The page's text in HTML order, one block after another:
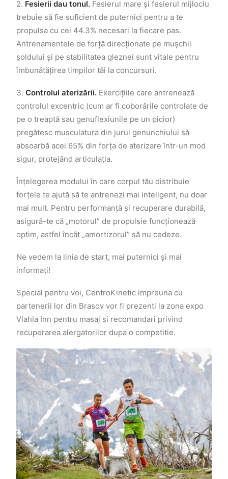
2. Fesierii dau tonul. Fesierul mare și fesierul mijlociu
trebuie să fie suficient de puternici pentru a te
propulsa cu cei 44.3% necesari la fiecare pas.
Antrenamentele de forță direcționate pe mușchii
șoldului și pe stabilitatea gleznei sunt vitale pentru
îmbunătățirea timpilor tăi la concursuri.
3. Controlul aterizării. Exercițiile care antrenează
controlul excentric (cum ar fi coborârile controlate de
pe o treaptă sau genuflexiunile pe un picior)
pregătesc musculatura din jurul genunchiului să
absoarbă acei 65% din forța de aterizare într-un mod
sigur, protejând articulația.
Înțelegerea modului în care corpul tău distribuie
forțele te ajută să te antrenezi mai inteligent, nu doar
mai mult. Pentru performanță și recuperare durabilă,
asigură-te că „motorul” de propulsie funcționează
optim, astfel încât „amortizorul” să nu cedeze.
Ne vedem la linia de start, mai puternici și mai
informați!
Special pentru voi, CentroKinetic impreuna cu
partenerii lor din Brasov vor fi prezenti la zona expo
Vlahia Inn pentru masaj si recomandari privind
recuperarea alergatorilor dupa o competitie.